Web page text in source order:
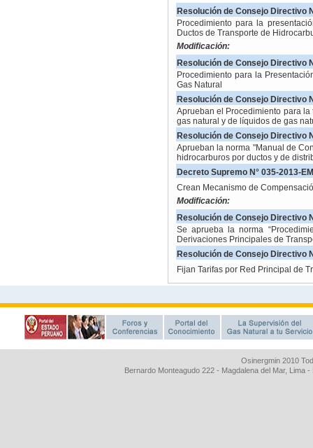
Osinergmin 2010
Bernardo Monteagudo 222 - Magdalena del Mar, Lima